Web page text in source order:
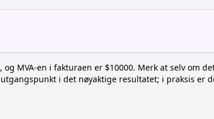
, og MVA-en i fakturaen er $10000. Merk at selv om
i det nøyaktige resultatet; i praksis er